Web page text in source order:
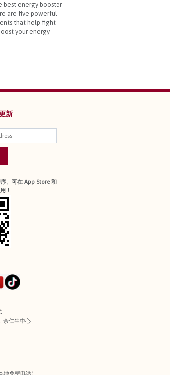
best energy booster
are five powerful
that help fight
your energy —
新
。可在 App Store 和
！
:
余仁生中心
地免费电话）